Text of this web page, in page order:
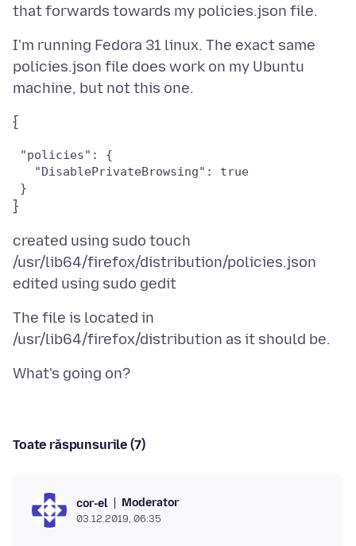
I'm running Fedora 31 linux. The exact same
policies.json file does work on my Ubuntu
"policies": {
   "DisablePrivateBrowsing": true
created using sudo touch
/usr/lib64/firefox/distribution/policies.json
The file is located in
Toate răspunsurile (7)
cor-el Moderator
03.12.2019, 06:35